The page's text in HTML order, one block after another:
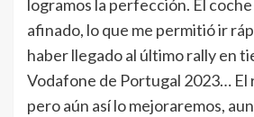
logramos la perfección. El
afinado, lo que me permitió ir
haber llegado al último rally en
Vodafone de Portugal 2023… El
pero aún así lo mejoraremos,